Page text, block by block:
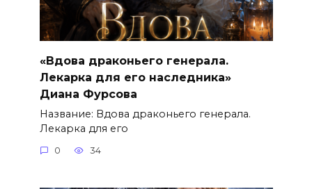
«Вдова драконьего генерала.
Лекарка для его наследника»
Диана Фурсова
Название: Вдова драконьего генерала.
Лекарка для его
0 34